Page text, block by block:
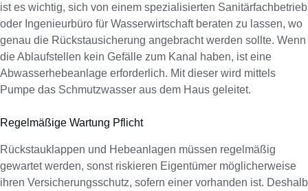
ist es wichtig, sich von einem spezialisierten Sanitärfachbetrieb
oder Ingenieurbüro für Wasserwirtschaft beraten zu lassen, wo
genau die Rückstausicherung angebracht werden sollte. Wenn
die Ablaufstellen kein Gefälle zum Kanal haben, ist eine
Abwasserhebeanlage erforderlich. Mit dieser wird mittels
Pumpe das Schmutzwasser aus dem Haus geleitet.
Regelmäßige Wartung Pflicht
Rückstauklappen und Hebeanlagen müssen regelmäßig
gewartet werden, sonst riskieren Eigentümer möglicherweise
ihren Versicherungsschutz, sofern einer vorhanden ist. Deshalb